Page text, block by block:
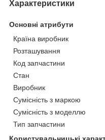
Характеристики
Основні атрибути
Країна виробник
Розташування
Код запчастини
Стан
Виробник
Сумісність з маркою
Сумісність з моделлю
Тип запчастини
Користувальницькі